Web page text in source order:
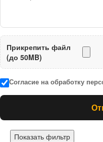
Прикрепить файл
(до 50MB)
Согласие на обработку
Показать фильтр